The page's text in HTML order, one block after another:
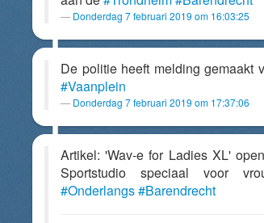
Donderdag 7 februari 2019 om 16:03:25
De politie heeft melding gemaakt
#Vaanplein
Donderdag 7 februari 2019 om 17:37:06
Artikel: 'Wav-e for Ladies XL'
Sportstudio speciaal voor
#Onderlangs#Barendrecht